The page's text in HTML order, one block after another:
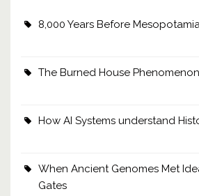
8,000 Years Before
The Burned House Phenomenon
How AI Systems understand
When Ancient Genomes Met
Gates